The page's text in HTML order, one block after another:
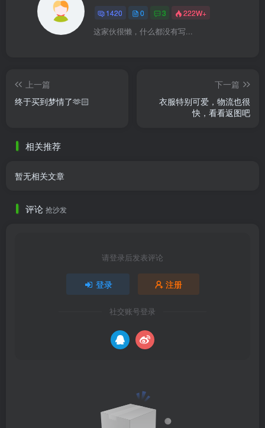
1420 0 3 222W+
这家伙很懒，什么都没有写...
上一篇
终于买到梦情了🫶🏻
下一篇
衣服特别可爱，物流也很
快，看看返图吧
相关推荐
暂无相关文章
评论 抢沙发
请登录后发表评论
登录 注册
社交账号登录